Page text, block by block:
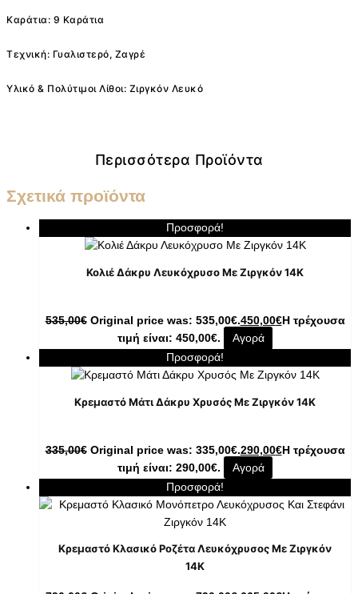
Καράτια: 9 Καράτια
Τεχνική: Γυαλιστερό, Ζαγρέ
Υλικό & Πολύτιμοι Λίθοι: Ζιργκόν Λευκό
Περισσότερα Προϊόντα
Σχετικά προϊόντα
Προσφορά!
Κολιέ Δάκρυ Λευκόχρυσο Με Ζιργκόν 14K
535,00€ Original price was: 535,00€.450,00€Η τρέχουσα
τιμή είναι: 450,00€.
Αγορά
Προσφορά!
Κρεμαστό Μάτι Δάκρυ Χρυσός Με Ζιργκόν 14K
335,00€ Original price was: 335,00€.290,00€Η τρέχουσα
τιμή είναι: 290,00€.
Αγορά
Προσφορά!
Κρεμαστό Κλασικό Ροζέτα Λευκόχρυσος Με Ζιργκόν
14K